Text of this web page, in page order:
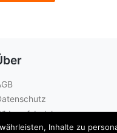
Inhalte zu